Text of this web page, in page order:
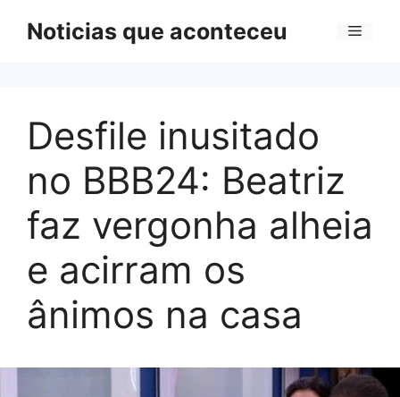
Noticias que aconteceu Menu
Desfile inusitado
no BBB24: Beatriz
faz vergonha alheia
e acirram os
ânimos na casa